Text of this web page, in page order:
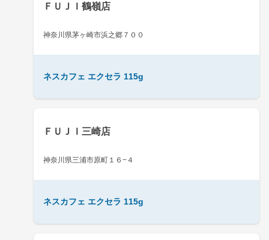
ＦＵＪＩ鶴嶺店
神奈川県茅ヶ崎市浜之郷７００
ネスカフェ エクセラ 115g
ＦＵＪＩ三崎店
神奈川県三浦市原町１６−４
ネスカフェ エクセラ 115g